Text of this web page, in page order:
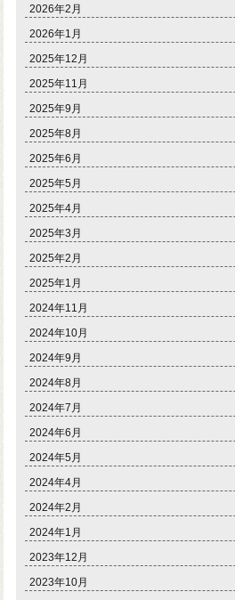
2026年2月
2026年1月
2025年12月
2025年11月
2025年9月
2025年8月
2025年6月
2025年5月
2025年4月
2025年3月
2025年2月
2025年1月
2024年11月
2024年10月
2024年9月
2024年8月
2024年7月
2024年6月
2024年5月
2024年4月
2024年2月
2024年1月
2023年12月
2023年10月